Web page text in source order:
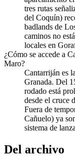
tres rutas
del Coquín)
badlands de
caminos no
locales en
¿Cómo se accede a
Maro?
Cantarriján es
Granada. Del
rodado está
desde el cruce
Fuera de
Cañuelo) ya
sistema de
Del archivo